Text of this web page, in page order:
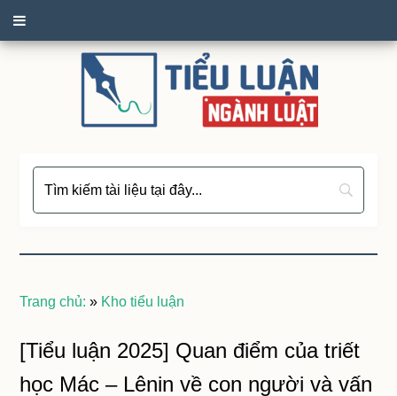
Trang chủ: » Kho tiểu luận
[Tiểu luận 2025] Quan điểm của triết
học Mác – Lênin về con người và vấn